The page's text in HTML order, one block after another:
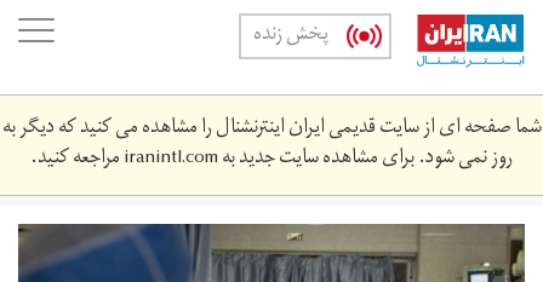
Skip
main
content
پخش زنده
شما صفحه ای از سایت قدیمی ایران اینترنشنال را مشاهده می کنید که دیگر به
روز نمی شود. برای مشاهده سایت جدید بهiranintl.comمراجعه کنید.
khrwn.jpg